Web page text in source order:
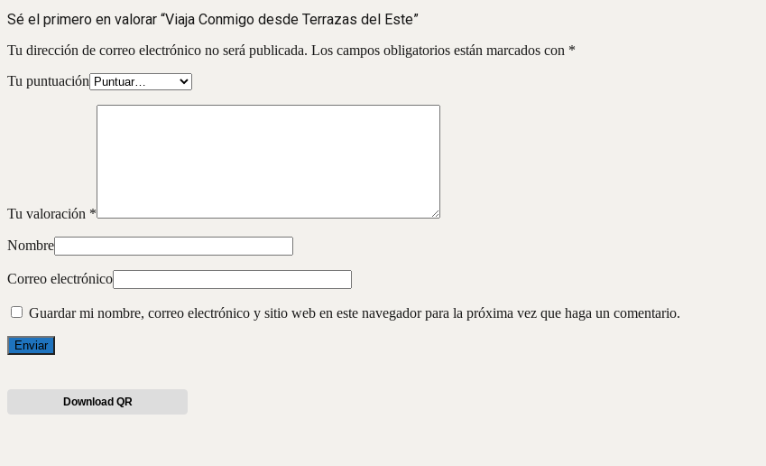
Sé el primero en valorar “Viaja Conmigo desde Terrazas del Este”
Tu dirección de correo electrónico no será publicada. Los campos obligatorios están marcados con *
Tu puntuación
Tu valoración *
Nombre
Correo electrónico
Guardar mi nombre, correo electrónico y sitio web en este navegador para la próxima vez que haga un comentario.
Download QR